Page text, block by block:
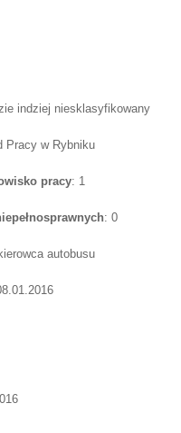
indziej niesklasyfikowany
Pracy w Rybniku
pracy: 1
: 0
autobusu